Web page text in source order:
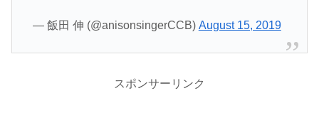
— 飯田 伸 (@anisonsingerCCB) August 15, 2019
スポンサーリンク